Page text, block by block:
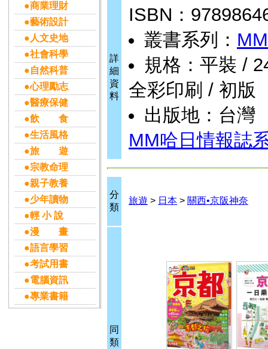
●商業理財
●藝術設計
●人文史地
●社會科學
●自然科普
●心理勵志
●醫療保健
●飲 食
●生活風格
●旅 遊
●宗教命理
●親子教養
●少年讀物
●輕 小 說
●漫 畫
●語言學習
●考試用書
●電腦資訊
●專業書籍
詳
細
資
料
ISBN：
叢書系列：
規格：平裝 /
全彩印刷 / 初版
出版地：台灣
MM哈日情報誌
分
類
旅遊 > 日本 > 關西•京阪神奈
同
類